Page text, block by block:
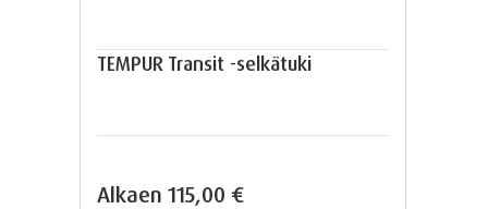
TEMPUR Transit -selkätuki
Alkaen 115,00 €